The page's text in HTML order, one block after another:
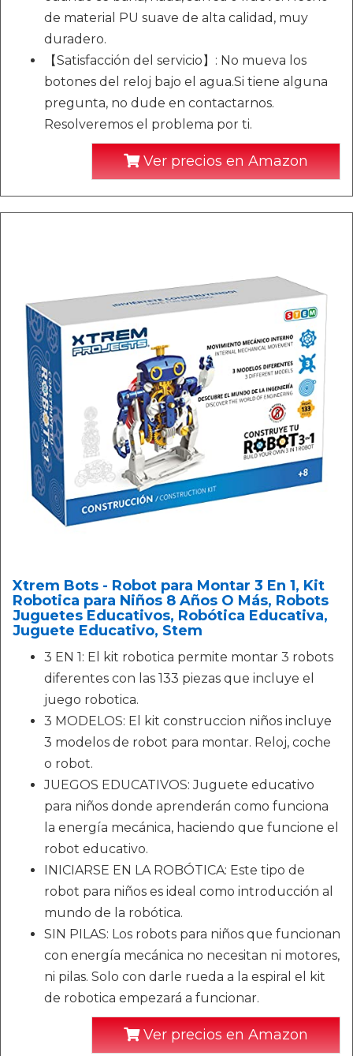
de material PU suave de alta calidad, muy
duradero.
【Satisfacción del servicio】: No mueva los
botones del reloj bajo el agua.Si tiene alguna
pregunta, no dude en contactarnos.
Resolveremos el problema por ti.
Ver precios en Amazon
Xtrem Bots - Robot para Montar 3 En 1, Kit
Robotica para Niños 8 Años O Más, Robots
Juguetes Educativos, Robótica Educativa,
Juguete Educativo, Stem
3 EN 1: El kit robotica permite montar 3 robots
diferentes con las 133 piezas que incluye el
juego robotica.
3 MODELOS: El kit construccion niños incluye
3 modelos de robot para montar. Reloj, coche
o robot.
JUEGOS EDUCATIVOS: Juguete educativo
para niños donde aprenderán como funciona
la energía mecánica, haciendo que funcione el
robot educativo.
INICIARSE EN LA ROBÓTICA: Este tipo de
robot para niños es ideal como introducción al
mundo de la robótica.
SIN PILAS: Los robots para niños que funcionan
con energía mecánica no necesitan ni motores,
ni pilas. Solo con darle rueda a la espiral el kit
de robotica empezará a funcionar.
Ver precios en Amazon